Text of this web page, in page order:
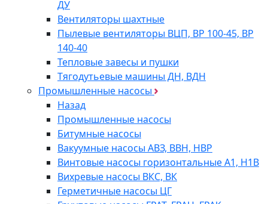
ДУ
Вентиляторы шахтные
Пылевые вентиляторы ВЦП, ВР 100-45, ВР
140-40
Тепловые завесы и пушки
Тягодутьевые машины ДН, ВДН
Промышленные насосы
Назад
Промышленные насосы
Битумные насосы
Вакуумные насосы АВЗ, ВВН, НВР
Винтовые насосы горизонтальные А1, Н1В
Вихревые насосы ВКС, ВК
Герметичные насосы ЦГ